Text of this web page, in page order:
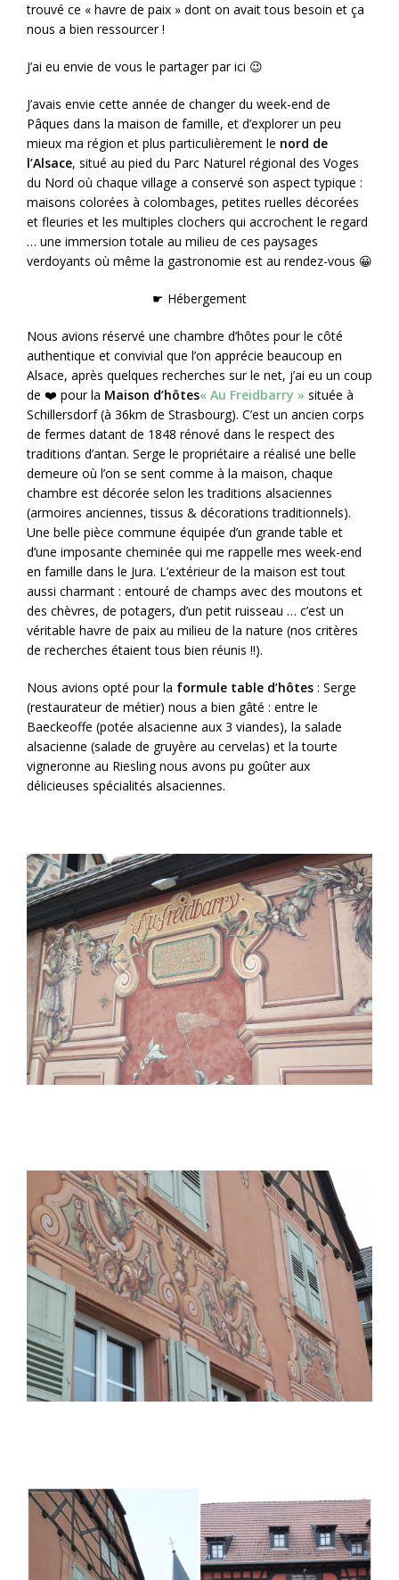
trouvé ce « havre de paix » dont on avait tous besoin et ça
nous a bien ressourcer !
J’ai eu envie de vous le partager par ici 😉
J’avais envie cette année de changer du week-end de
Pâques dans la maison de famille, et d’explorer un peu
mieux ma région et plus particulièrement le nord de
l’Alsace, situé au pied du Parc Naturel régional des Voges
du Nord où chaque village a conservé son aspect typique :
maisons colorées à colombages, petites ruelles décorées
et fleuries et les multiples clochers qui accrochent le regard
… une immersion totale au milieu de ces paysages
verdoyants où même la gastronomie est au rendez-vous 😀
☛ Hébergement
Nous avions réservé une chambre d’hôtes pour le côté
authentique et convivial que l’on apprécie beaucoup en
Alsace, après quelques recherches sur le net, j’ai eu un coup
de ❤️ pour la Maison d’hôtes« Au Freidbarry » située à
Schillersdorf (à 36km de Strasbourg). C’est un ancien corps
de fermes datant de 1848 rénové dans le respect des
traditions d’antan. Serge le propriétaire a réalisé une belle
demeure où l’on se sent comme à la maison, chaque
chambre est décorée selon les traditions alsaciennes
(armoires anciennes, tissus & décorations traditionnels).
Une belle pièce commune équipée d’un grande table et
d’une imposante cheminée qui me rappelle mes week-end
en famille dans le Jura. L’extérieur de la maison est tout
aussi charmant : entouré de champs avec des moutons et
des chèvres, de potagers, d’un petit ruisseau … c’est un
véritable havre de paix au milieu de la nature (nos critères
de recherches étaient tous bien réunis !!).
Nous avions opté pour la formule table d’hôtes : Serge
(restaurateur de métier) nous a bien gâté : entre le
Baeckeoffe (potée alsacienne aux 3 viandes), la salade
alsacienne (salade de gruyère au cervelas) et la tourte
vigneronne au Riesling nous avons pu goûter aux
délicieuses spécialités alsaciennes.